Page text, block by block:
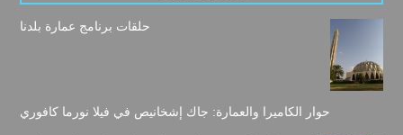
حلقات برنامج عمارة بلدنا
حوار الكاميرا والعمارة: جاك إشخانيص في فيلا نورما كافوري